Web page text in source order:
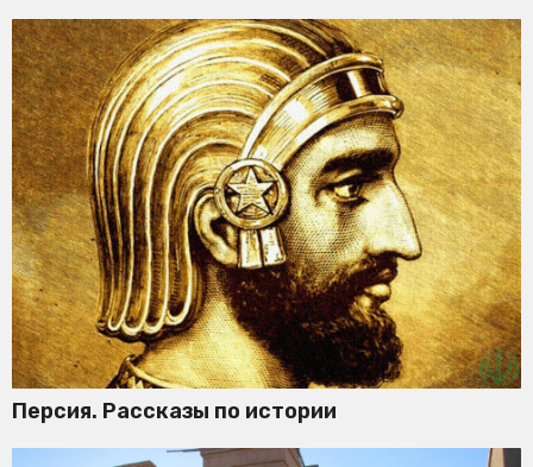
Персия. Рассказы по истории